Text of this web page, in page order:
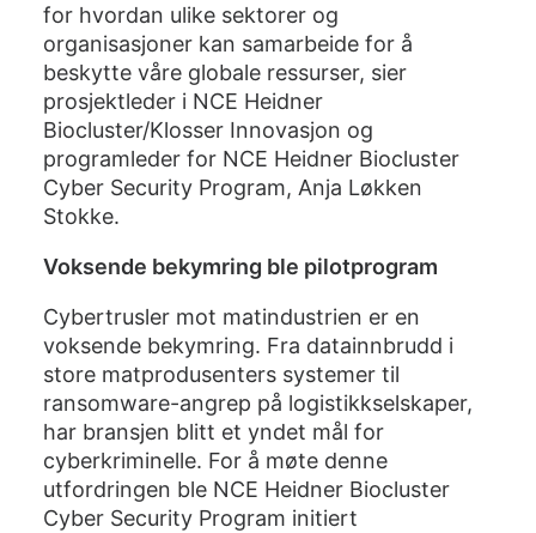
for hvordan ulike sektorer og
organisasjoner kan samarbeide for å
beskytte våre globale ressurser, sier
prosjektleder i NCE Heidner
Biocluster/Klosser Innovasjon og
programleder for NCE Heidner Biocluster
Cyber Security Program, Anja Løkken
Stokke.
Voksende bekymring ble pilotprogram
Cybertrusler mot matindustrien er en
voksende bekymring. Fra datainnbrudd i
store matprodusenters systemer til
ransomware-angrep på logistikkselskaper,
har bransjen blitt et yndet mål for
cyberkriminelle. For å møte denne
utfordringen ble NCE Heidner Biocluster
Cyber Security Program initiert